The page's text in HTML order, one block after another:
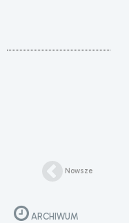
Nowsze
ARCHIWUM